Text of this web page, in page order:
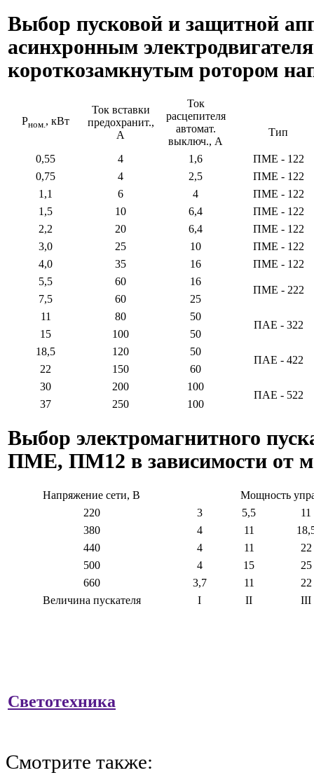
Выбор пусковой и защитной
асинхронным
короткозамкнутым ротором
Pном., кВт
Ток вставки
предохранит.,
A
Ток
расцепителя
автомат.
выключ., A
Тип
0,55 4 1,6
ПМЕ - 122
0,75
4 2,5
ПМЕ - 122
1,1
6 4
ПМЕ - 122
1,5
10 6,4
ПМЕ - 122
2,2
20 6,4
ПМЕ - 122
3,0
25 10
ПМЕ - 122
4,0
35 16
ПМЕ - 122
5,5
60 16
ПМЕ - 222
7,5 60
25
11
80 50
ПАЕ - 322
15 100
50
18,5
120 50
ПАЕ - 422
22 150
60
30
200 100
ПАЕ - 522
37 250 100
Выбор электромагнитного
ПМЕ, ПМ12 в зависимости от
Напряжение сети, В
Мощность
220
3 5,5
11
380
4 11
440
4 11
22
500
4 15
25
660
3,7 11
22
Величина пускателя
I II III
Светотехника
Смотрите также: